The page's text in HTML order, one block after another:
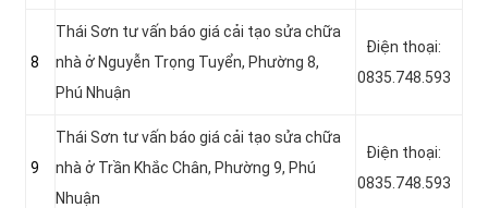
8
Thái Sơn tư vấn báo giá cải tạo sửa chữa
nhà ở Nguyễn Trọng Tuyển, Phường 8,
Phú Nhuận
Điện thoại:
0835.748.593
9
Thái Sơn tư vấn báo giá cải tạo sửa chữa
nhà ở Trần Khắc Chân, Phường 9, Phú
Nhuận
Điện thoại:
0835.748.593